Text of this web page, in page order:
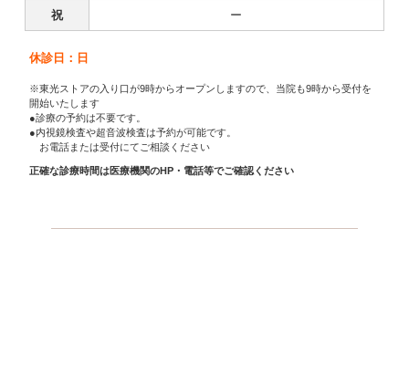
祝 ー
休診日：日
※東光ストアの入り口が9時からオープンしますので、当院も9時から受付を
開始いたします
●診療の予約は不要です。
●内視鏡検査や超音波検査は予約が可能です。
お電話または受付にてご相談ください
正確な診療時間は医療機関のHP・電話等でご確認ください